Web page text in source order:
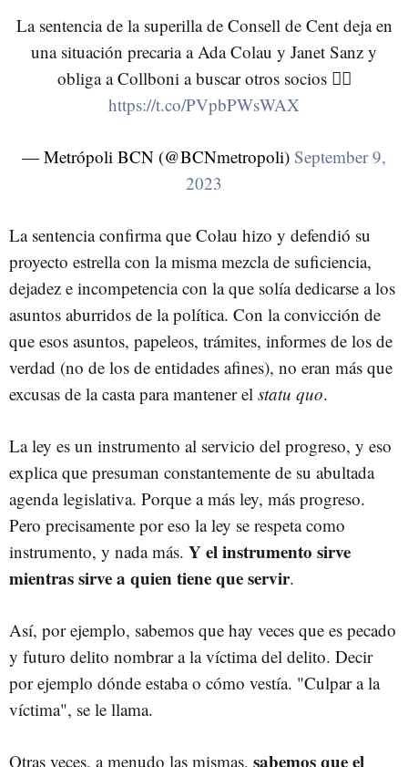
La sentencia de la superilla de Consell de Cent deja en
una situación precaria a Ada Colau y Janet Sanz y
obliga a Collboni a buscar otros socios 👇🏻
https://t.co/PVpbPWsWAX
— Metrópoli BCN (@BCNmetropoli) September 9,
2023
La sentencia confirma que Colau hizo y defendió su
proyecto estrella con la misma mezcla de suficiencia,
dejadez e incompetencia con la que solía dedicarse a los
asuntos aburridos de la política. Con la convicción de
que esos asuntos, papeleos, trámites, informes de los de
verdad (no de los de entidades afines), no eran más que
excusas de la casta para mantener el statu quo.
La ley es un instrumento al servicio del progreso, y eso
explica que presuman constantemente de su abultada
agenda legislativa. Porque a más ley, más progreso.
Pero precisamente por eso la ley se respeta como
instrumento, y nada más. Y el instrumento sirve
mientras sirve a quien tiene que servir.
Así, por ejemplo, sabemos que hay veces que es pecado
y futuro delito nombrar a la víctima del delito. Decir
por ejemplo dónde estaba o cómo vestía. "Culpar a la
víctima", se le llama.
Otras veces, a menudo las mismas, sabemos que el